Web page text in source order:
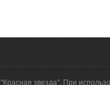
звезда". При